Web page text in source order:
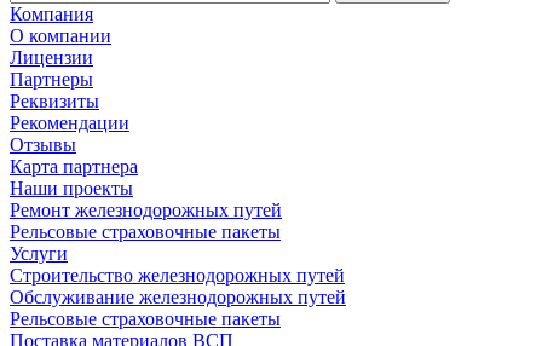
Компания
О компании
Лицензии
Партнеры
Реквизиты
Рекомендации
Отзывы
Карта партнера
Наши проекты
Ремонт железнодорожных путей
Рельсовые страховочные пакеты
Услуги
Строительство железнодорожных путей
Обслуживание железнодорожных путей
Рельсовые страховочные пакеты
Поставка материалов ВСП